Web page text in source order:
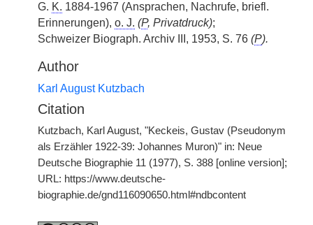
G. K. 1884-1967 (Ansprachen, Nachrufe, briefl.
Erinnerungen), o. J. (P, Privatdruck);
Schweizer Biograph. Archiv III, 1953, S. 76 (P).
Author
Karl August Kutzbach
Citation
Kutzbach, Karl August, "Keckeis, Gustav (Pseudonym
als Erzähler 1922-39: Johannes Muron)" in: Neue
Deutsche Biographie 11 (1977), S. 388 [online version];
URL: https://www.deutsche-
biographie.de/gnd116090650.html#ndbcontent